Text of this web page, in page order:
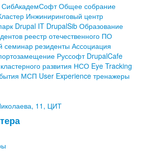
СибАкадемСофт Общее собрание
Инжиниринговый центр
Drupal IT DrupalSib Образование
реестр отечественного ПО
семинар резиденты Ассоциация
Руссофт DrupalCafe
развития НСО Eye Tracking
МСП User Experience тренажеры
11, ЦИТ